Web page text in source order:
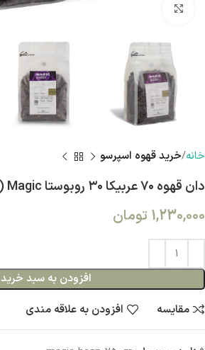
خانه خرید قهوه اسپرسو
دان قهوه ۷۰ عربیکا ۳۰ روبوستا Magic (۲۵۰ گرم)
1,230,000 تومان
افزودن به سبد خرید
مقایسه
افزودن به علاقه مندی